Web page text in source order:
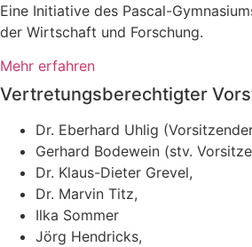
Eine Initiative des Pascal-
der Wirtschaft und Forschung.
Mehr erfahren
Vertretungsberechtigter
Dr. Eberhard Uhlig
Gerhard Bodewein (stv.
Dr. Klaus-Dieter Grevel,
Dr. Marvin Titz,
Ilka Sommer
Jörg Hendricks,